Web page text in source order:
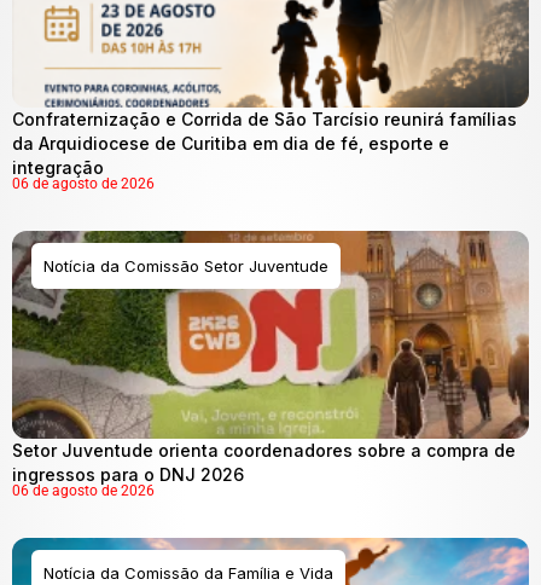
Confraternização e Corrida de São Tarcísio reunirá famílias
da Arquidiocese de Curitiba em dia de fé, esporte e
integração
06 de agosto de 2026
Notícia da Comissão Setor Juventude
Setor Juventude orienta coordenadores sobre a compra de
ingressos para o DNJ 2026
06 de agosto de 2026
Notícia da Comissão da Família e Vida